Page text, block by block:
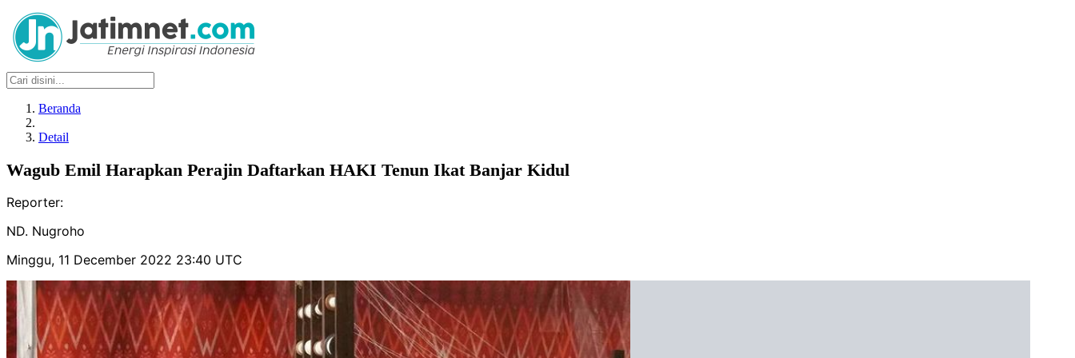
Beranda
Detail
Wagub Emil Harapkan Perajin Daftarkan HAKI Tenun Ikat Banjar Kidul
Reporter:
ND. Nugroho
Minggu, 11 December 2022 23:40 UTC